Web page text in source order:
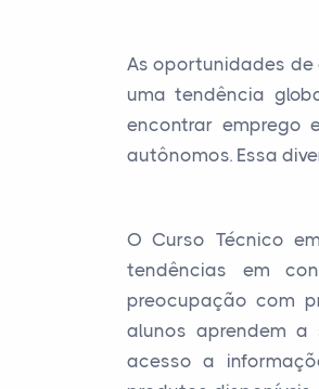
As oportunidades de
uma tendência
encontrar emprego
autônomos. Essa
O Curso Técnico
tendências em
preocupação com
alunos aprendem a
acesso a